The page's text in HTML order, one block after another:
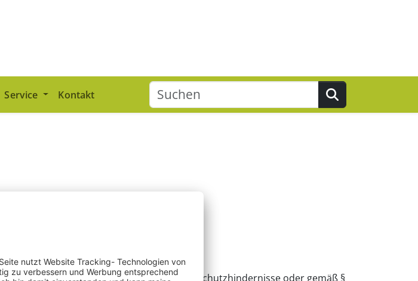
Service Kontakt
Suchen
§ 50 MarkenG bei Vorliegens absoluter Schutzhindernisse oder gemäß §